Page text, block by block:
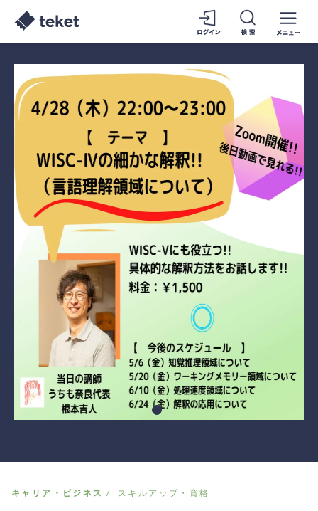
キャリア・ビジネス スキルアップ・資格